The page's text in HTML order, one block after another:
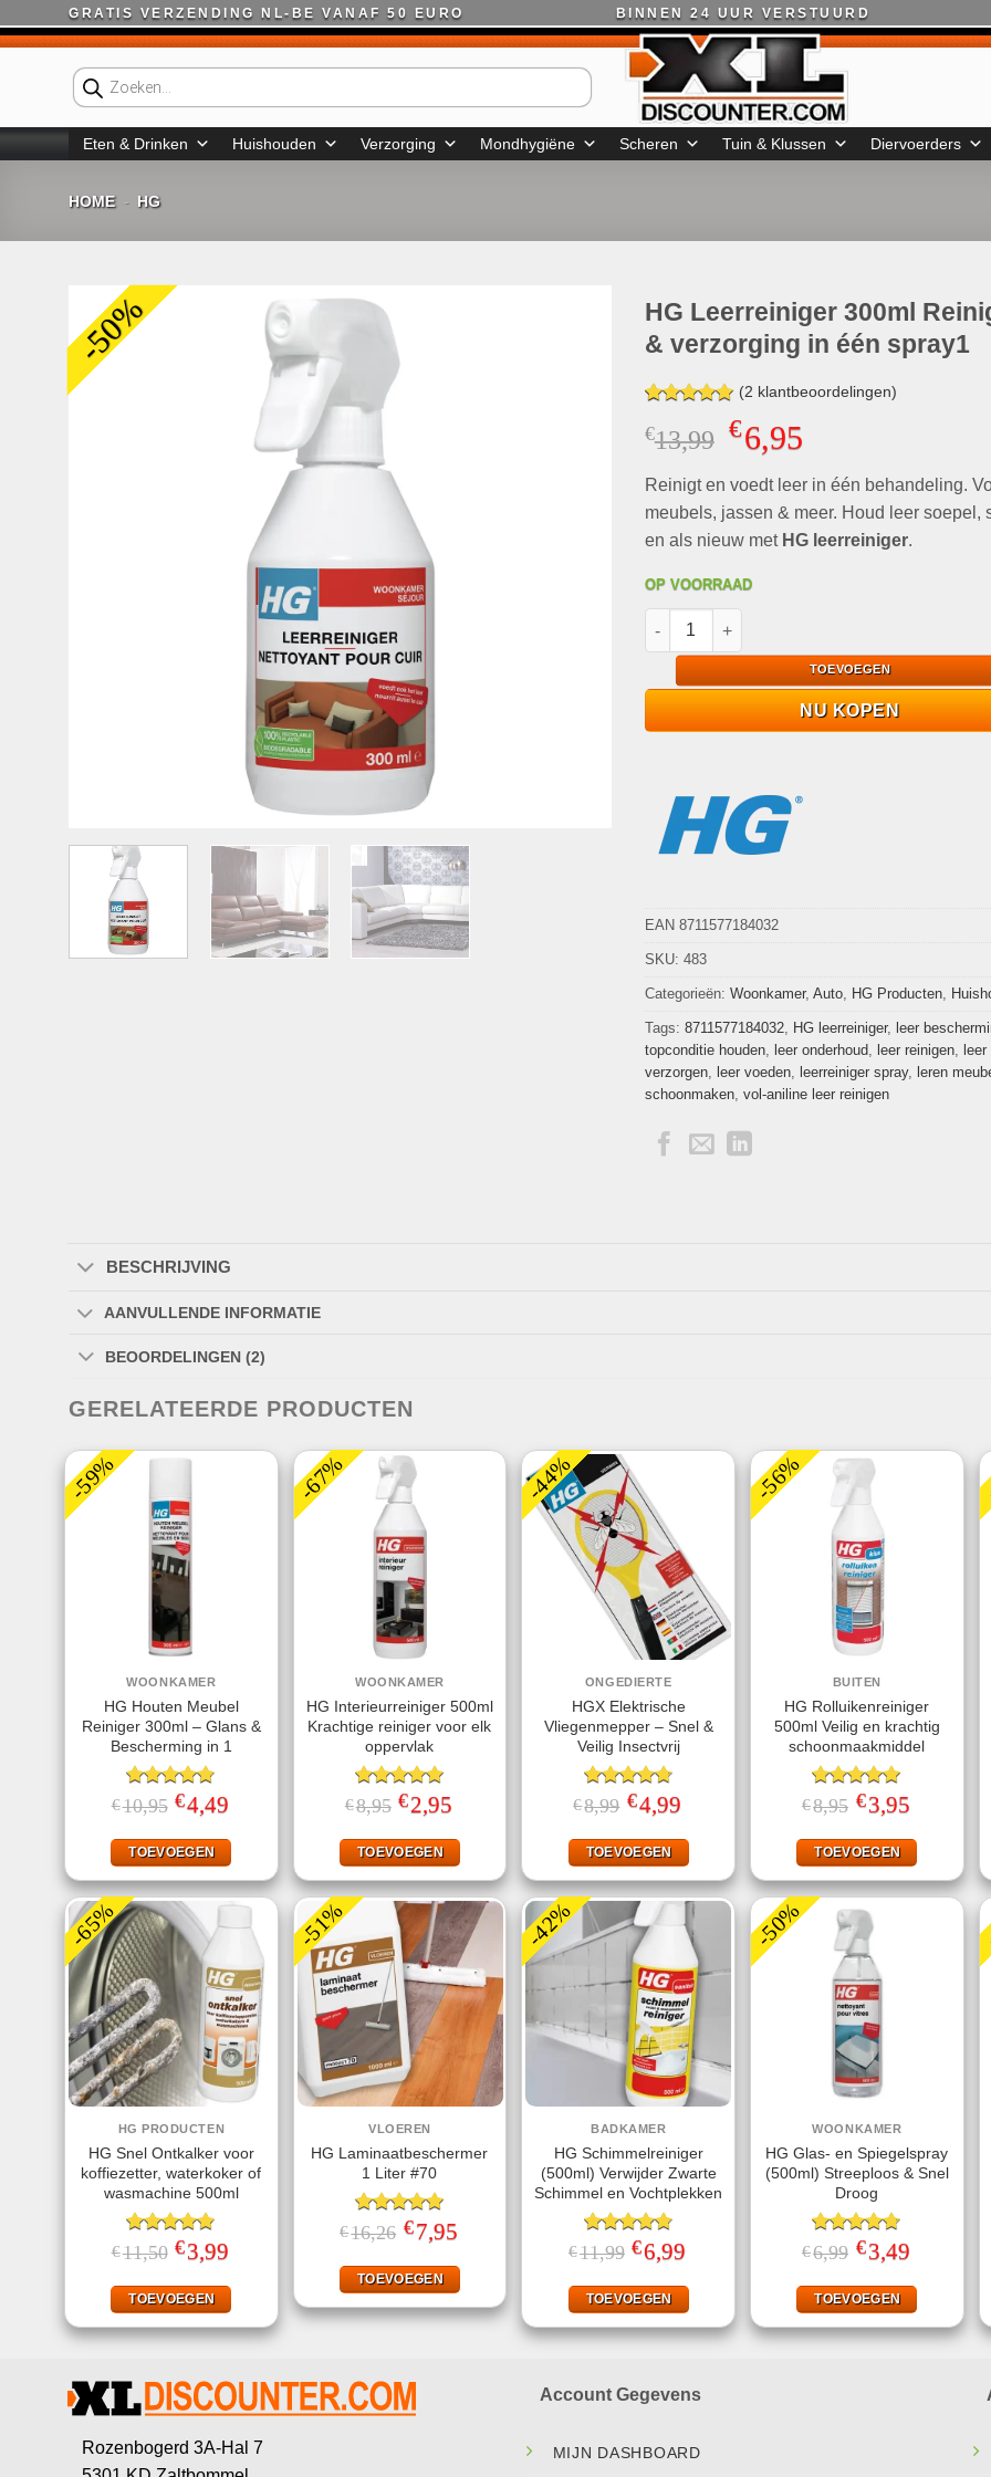
naar
GRATIS VERZENDING NL-BE VANAF 50 EURO BINNEN 24 UUR VERSTUURD
Producten
zoeken
Eten & Drinken Huishouden Verzorging Mondhygiëne Scheren Tuin & Klussen Diervoerders
HOME - HG
-50%
HG Leerreiniger 300ml
& verzorging in één spray1
Gewaardeerd
5.00op 5
gebaseerd
waarderingen
(2 klantbeoordelingen)
€13,99 Oorspronkelijke
prijs
was:
€13,99.
€6,95Huidige
is:
€6,95.
Reinigt en voedt leer in één behandeling.
meubels, jassen & meer. Houd leer soepel,
en als nieuw met HG leerreiniger.
OP VOORRAAD
HG Leerreiniger 300ml Reiniging &
TOEVOEGEN
NU KOPEN
EAN 8711577184032
SKU: 483
Categorieën: Woonkamer, Auto, HG Producten,
Tags: 8711577184032, HG leerreiniger, leer
topconditie houden, leer onderhoud, leer reinigen, leer
verzorgen, leer voeden, leerreiniger spray, leren
schoonmaken, vol-aniline leer reinigen
BESCHRIJVING
AANVULLENDE INFORMATIE
BEOORDELINGEN (2)
GERELATEERDE PRODUCTEN
-59%
WOONKAMER
HG Houten Meubel
Reiniger 300ml – Glans &
Bescherming in 1
Gewaardeerd
4.75 uit 5
€10,95 Oorspronkelijke
prijs
€10,95.
€4,49
€4,49.
TOEVOEGEN
-67%
WOONKAMER
HG Interieurreiniger 500ml
Krachtige reiniger voor elk
oppervlak
Gewaardeerd
5.00uit 5
€8,95 Oorspronkelijke
prijs
€8,95.
€2,95
€2,95.
TOEVOEGEN
-44%
ONGEDIERTE
HGX Elektrische
Vliegenmepper – Snel &
Veilig Insectvrij
Gewaardeerd
4.70uit 5
€8,99 Oorspronkelijke
prijs
€8,99.
€4,99Huidige
€4,99.
TOEVOEGEN
-56%
BUITEN
HG Rolluikenreiniger
500ml Veilig en krachtig
schoonmaakmiddel
Gewaardeerd
5.00uit 5
€8,95 Oorspronkelijke
prijs
€8,95.
€3,95prijs
€3,95.
TOEVOEGEN
-65%
HG PRODUCTEN
HG Snel Ontkalker voor
koffiezetter, waterkoker of
wasmachine 500ml
Gewaardeerd
4.80 uit 5
€11,50 Oorspronkelijke
prijs
€11,50.
€3,99
€3,99.
TOEVOEGEN
-51%
VLOEREN
HG Laminaatbeschermer
1 Liter #70
Gewaardeerd
5.00 uit 5
€16,26 Oorspronkelijke
prijs
€16,26.
€7,95prijs
€7,95.
TOEVOEGEN
-42%
BADKAMER
HG Schimmelreiniger
(500ml) Verwijder Zwarte
Schimmel en Vochtplekken
Gewaardeerd
4.80 uit 5
€11,99 Oorspronkelijke
prijs
€11,99.
€6,99
€6,99.
TOEVOEGEN
-50%
WOONKAMER
HG Glas- en Spiegelspray
(500ml) Streeploos & Snel
Droog
Gewaardeerd
4.67uit 5
€6,99 Oorspronkelijke
prijs
€6,99.
€3,49Huidige
€3,49.
TOEVOEGEN
Rozenbogerd 3A-Hal 7
Account Gegevens
MIJN DASHBOARD